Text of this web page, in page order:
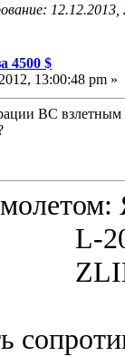
4500 $
13:00:48 pm »
ВС